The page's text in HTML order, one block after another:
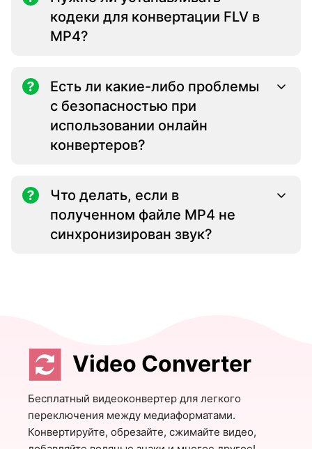
кодеки для конвертации FLV в
MP4?
Есть ли какие-либо проблемы
с безопасностью при
использовании онлайн
конвертеров?
Что делать, если в
полученном файле MP4 не
синхронизирован звук?
Video Converter
Бесплатный видеоконвертер для легкого
переключения между медиаформатами.
Конвертируйте, обрезайте, сжимайте видео,